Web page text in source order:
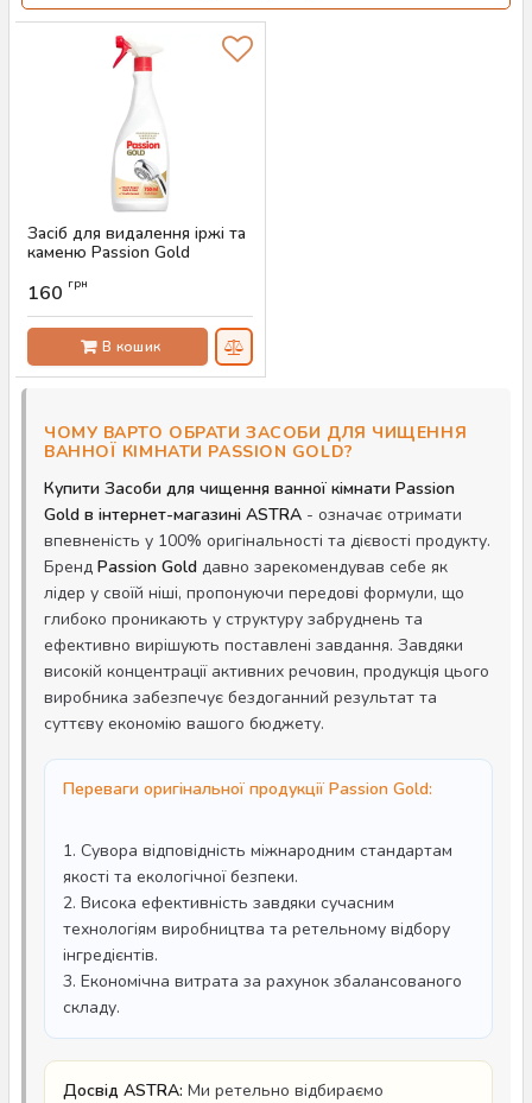
Засіб для видалення іржі та
каменю Passion Gold
Артикул:
160 грн
В кошик
ЧОМУ ВАРТО ОБРАТИ ЗАСОБИ ДЛЯ ЧИЩЕННЯ
ВАННОЇ КІМНАТИ PASSION GOLD?
Купити Засоби для чищення ванної кімнати Passion
Gold в інтернет-магазині ASTRA - означає отримати
впевненість у 100% оригінальності та дієвості продукту.
Бренд Passion Gold давно зарекомендував себе як
лідер у своїй ніші, пропонуючи передові формули, що
глибоко проникають у структуру забруднень та
ефективно вирішують поставлені завдання. Завдяки
високій концентрації активних речовин, продукція цього
виробника забезпечує бездоганний результат та
суттєву економію вашого бюджету.
Переваги оригінальної продукції Passion Gold:
1. Сувора відповідність міжнародним стандартам
якості та екологічної безпеки.
2. Висока ефективність завдяки сучасним
технологіям виробництва та ретельному відбору
інгредієнтів.
3. Економічна витрата за рахунок збалансованого
складу.
Досвід ASTRA: Ми ретельно відбираємо